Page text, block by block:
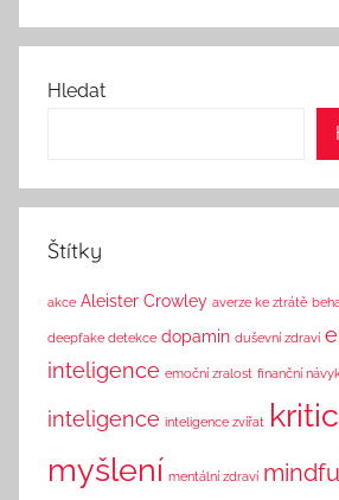
e
T
n
k
Hledat
Štítky
akce Aleister Crowley averze ke ztrátě
deepfake detekce dopamin duševní zdraví
inteligence emoční zralost finanční
inteligence inteligence zvířat
myšlení mentální zdraví